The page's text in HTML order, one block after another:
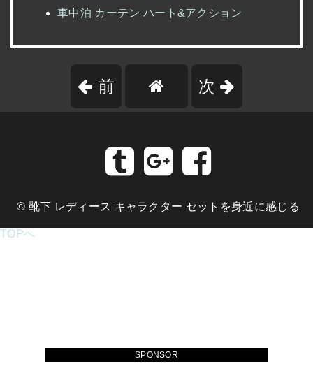
車中泊 カーテン ハート&アクション
前 次
© 靴下 レディース キャラクター セットを身近に感じる
TOPへ
SPONSOR